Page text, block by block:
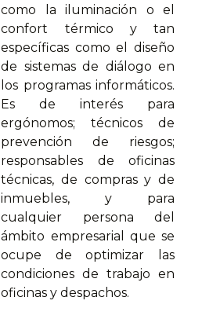
como la iluminación o el
confort térmico y tan
específicas como el diseño
de sistemas de diálogo en
los programas informáticos.
Es de interés para
ergónomos; técnicos de
prevención de riesgos;
responsables de oficinas
técnicas, de compras y de
inmuebles, y para
cualquier persona del
ámbito empresarial que se
ocupe de optimizar las
condiciones de trabajo en
oficinas y despachos.